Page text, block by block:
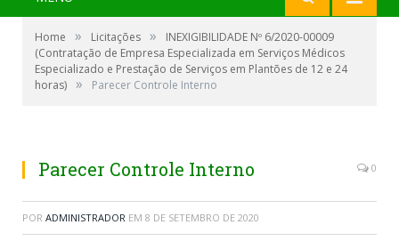
Home » Licitações »
INEXIGIBILIDADE Nº 6/2020-00009
(Contratação de Empresa Especializada em Serviços Médicos
Especializado e Prestação de Serviços em Plantões de 12 e 24
horas) » Parecer Controle Interno
Parecer Controle Interno 0
POR ADMINISTRADOR EM 8 DE SETEMBRO DE 2020